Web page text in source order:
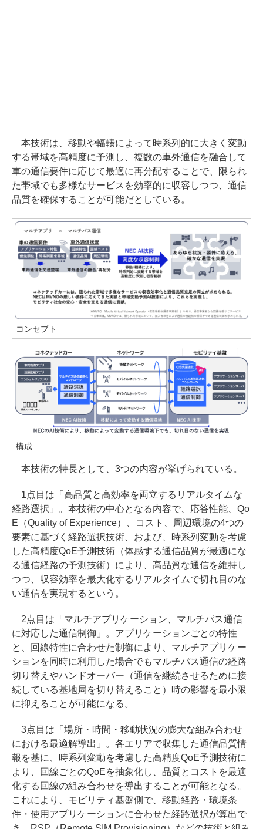
本技術は、移動や輻輳によって時系列的に大きく変動
する帯域を高精度に予測し、複数の車外通信を融合して
車の通信要件に応じて最適に再分配することで、限られ
た帯域でも多様なサービスを効率的に収容しつつ、通信
品質を確保することが可能だとしている。
コンセプト
構成
本技術の特長として、3つの内容が挙げられている。
1点目は「高品質と高効率を両立するリアルタイムな
経路選択」。本技術の中心となる内容で、応答性能、Qo
E（Quality of Experience）、コスト、周辺環境の4つの
要素に基づく経路選択技術、および、時系列変動を考慮
した高精度QoE予測技術（体感する通信品質が最適にな
る通信経路の予測技術）により、高品質な通信を維持し
つつ、収容効率を最大化するリアルタイムで切れ目のな
い通信を実現するという。
2点目は「マルチアプリケーション、マルチパス通信
に対応した通信制御」。アプリケーションごとの特性
と、回線特性に合わせた制御により、マルチアプリケー
ションを同時に利用した場合でもマルチパス通信の経路
切り替えやハンドオーバー（通信を継続させるために接
続している基地局を切り替えること）時の影響を最小限
に抑えることが可能になる。
3点目は「場所・時間・移動状況の膨大な組み合わせ
における最適解導出」。各エリアで収集した通信品質情
報を基に、時系列変動を考慮した高精度QoE予測技術に
より、回線ごとのQoEを抽象化し、品質とコストを最適
化する回線の組み合わせを導出することが可能となる。
これにより、モビリティ基盤側で、移動経路・環境条
件・使用アプリケーションに合わせた経路選択が算出で